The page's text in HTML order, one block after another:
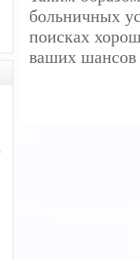
больничных
поисках
ваших шансов